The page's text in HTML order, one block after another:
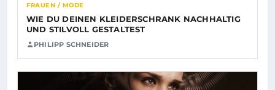
FRAUEN / MODE
WIE DU DEINEN KLEIDERSCHRANK NACHHALTIG
UND STILVOLL GESTALTEST
PHILIPP SCHNEIDER